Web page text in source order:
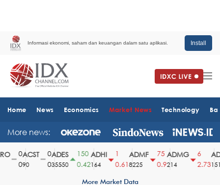
Informasi ekonomi, saham dan keuangan dalam satu aplikasi. Install
Home News Economics Market News Technology
More news:
ACST
90
ADES
35550
150
0.42
ADHI
164
0.61
ADMF
8225
75
0.9
ADMG
214
2.731510
More Market Data